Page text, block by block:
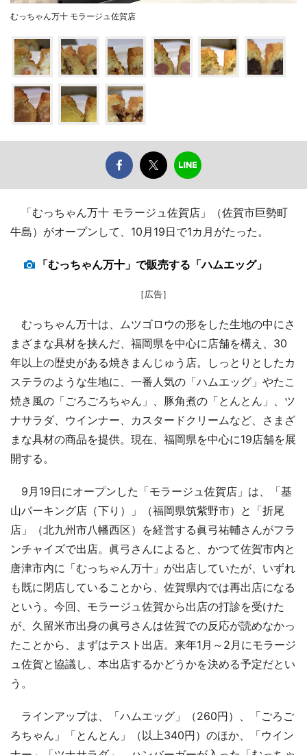
むっちゃん万十 モラージュ佐賀店
「むっちゃん万十 モラージュ佐賀店」（佐賀市巨勢町
牛島）がオープンして、10月19日で1カ月がたった。
「むっちゃん万十」で販売する「ハムエッグ」
［広告］
むっちゃん万十は、ムツゴロウの形をした生地の中にさ
まざまな具材を挟んだ、福岡県を中心に店舗を構え、30
年以上の歴史がある焼きまんじゅう店。しっとりとしたカ
ステラのような生地に、一番人気の「ハムエッグ」やたこ
焼き風の「ごろごろちゃん」、豚角煮の「とんとん」、ツ
ナサラダ、ウインナー、カスタードクリームなど、さまざ
まな具材の商品を提供。現在、福岡県を中心に19店舗を展
開する。
9月19日にオープンした「モラージュ佐賀店」は、「基
山パーキング店（下り）」（福岡県筑紫野市）と「折尾
店」（北九州市八幡西区）を経営する眞弓祐輔さんがフラ
ンチャイズで出店。眞弓さんによると、かつて佐賀市内と
唐津市内に「むっちゃん万十」が出店していたが、いずれ
も既に閉店していることから、佐賀県内では再出店になる
という。今回、モラージュ佐賀から出店の打診を受けた
が、久留米市出身の眞弓さんは佐賀での反応が読めなかっ
たことから、まずはテスト出店。来年1月～2月にモラージ
ュ佐賀と協議し、本出店するかどうかを決める予定だとい
う。
ラインアップは、「ハムエッグ」（260円）、「ごろご
ろちゃん」「とんとん」（以上340円）のほか、「ウイン